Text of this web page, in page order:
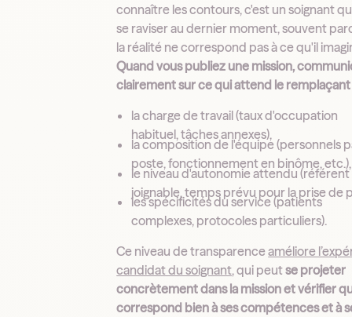
connaître les contours, c'est un soignant
se raviser au dernier moment, souvent
la réalité ne correspond pas à ce qu'il
Quand vous publiez une mission,
clairement sur ce qui attend le remplaçant
la charge de travail (taux d'occupation
habituel, tâches annexes),
la composition de l'équipe (personnels
poste, fonctionnement en binôme, etc.),
le niveau d'autonomie attendu (référent
joignable, temps prévu pour la prise de
les spécificités du service (patients
complexes, protocoles particuliers).
Ce niveau de transparenceaméliore
candidat du soignant, qui peutse projeter
concrètement dans la mission et vérifier
correspond bien à ses compétences et à